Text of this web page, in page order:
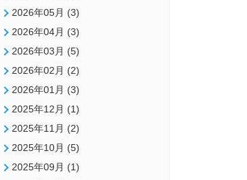
2026年05月 (3)
2026年04月 (3)
2026年03月 (5)
2026年02月 (2)
2026年01月 (3)
2025年12月 (1)
2025年11月 (2)
2025年10月 (5)
2025年09月 (1)